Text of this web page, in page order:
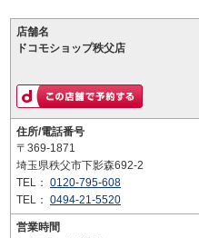
店舗名
ドコモショップ秩父店
住所/電話番号
〒369-1871
埼玉県秩父市下影森692-2
TEL： 0120-795-608
TEL： 0494-21-5520
営業時間